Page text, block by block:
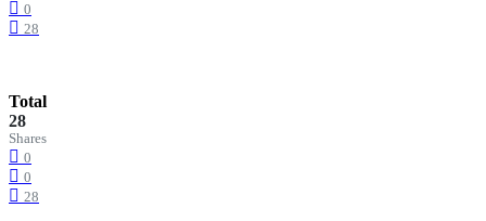
0
28
Total
28
Shares
0
0
28